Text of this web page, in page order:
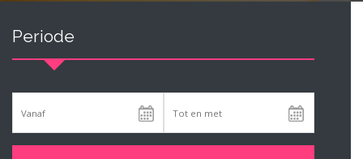
Periode